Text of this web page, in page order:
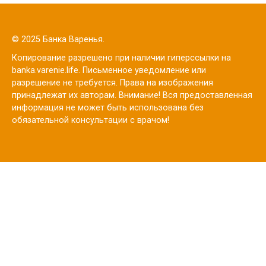
© 2025 Банка Варенья.
Копирование разрешено при наличии гиперссылки на
banka.varenie.life. Письменное уведомление или
разрешение не требуется. Права на изображения
принадлежат их авторам. Внимание! Вся предоставленная
информация не может быть использована без
обязательной консультации с врачом!